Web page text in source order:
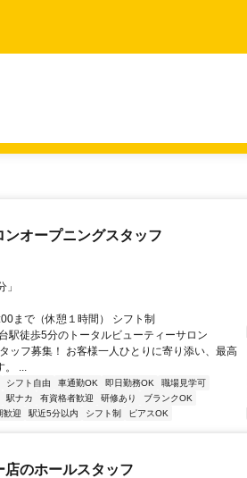
ンオープニングスタッフ
まで（休憩１時間） シフト制
駅徒歩5分のトータルビューティーサロン
ッフ募集！ お客様一人ひとりに寄り添い、最高
。 ...
シフト自由 車通勤OK 即日勤務OK
職場見学可
駅ナカ 有資格者歓迎 研修あり
ブランクOK
歓迎 駅近5分以内 シフト制 ピアスOK
のホールスタッフ